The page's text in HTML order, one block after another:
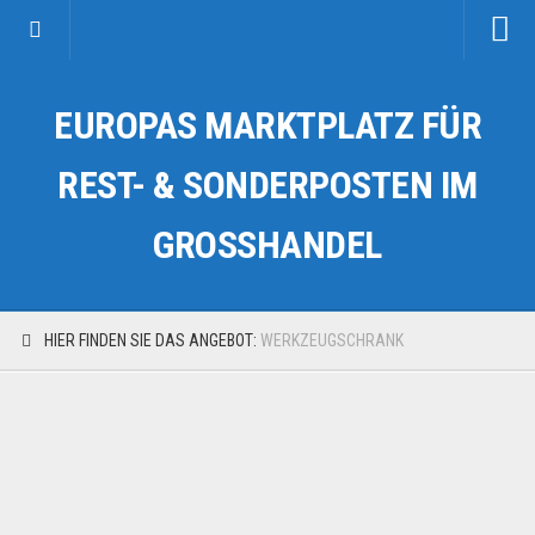
Kategorien
Auto & Motorrad
Fahrzeuge & Transport
EUROPAS MARKTPLATZ FÜR
REST- & SONDERPOSTEN IM
GROSSHANDEL
HIER FINDEN SIE DAS ANGEBOT: WERKZEUGSCHRANK